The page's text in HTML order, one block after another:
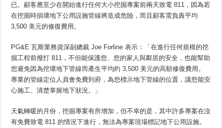
已。顧客應至少在開始進行任何大小挖掘專案前兩天致電 811，因為若
在挖掘時損壞地下公用設施管線將造成危險，而且顧客需負責平均
3,500 美元的修復費用。
PG&E 瓦斯業務資深副總裁 Joe Forline 表示：「在進行任何規模的挖
掘工程前撥打 811，不但能保護您、您的家人與鄰居的安全，也能幫助
您避免因為挖壞地下管線而產生平均約 3,500 美元的高額修復費用。
專業的管線定位人員會免費到府，為您標示地下管線的位置，讓您能安
心施工、清楚掌握地下狀況。」
天氣轉暖的月份，挖掘專案有所增加，但不幸的是，其中許多專案在沒
有免費致電 811 的情況下進行，無法為專案現場標記地下公用設施。